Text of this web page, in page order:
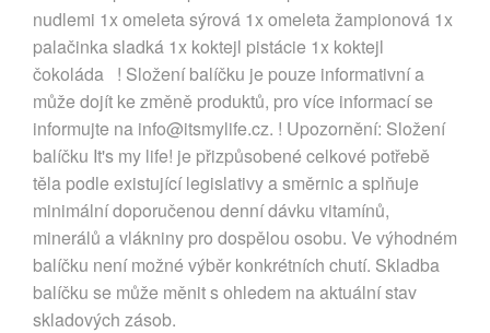
nudlemi 1x omeleta sýrová 1x omeleta žampionová 1x
palačinka sladká 1x koktejl pistácie 1x koktejl
čokoláda ! Složení balíčku je pouze informativní a
může dojít ke změně produktů, pro více informací se
informujte na info@itsmylife.cz. ! Upozornění: Složení
balíčku It's my life! je přizpůsobené celkové potřebě
těla podle existující legislativy a směrnic a splňuje
minimální doporučenou denní dávku vitamínů,
minerálů a vlákniny pro dospělou osobu. Ve výhodném
balíčku není možné výběr konkrétních chutí. Skladba
balíčku se může měnit s ohledem na aktuální stav
skladových zásob.